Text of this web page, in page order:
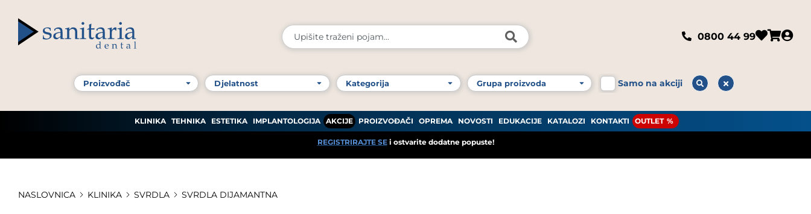
0800 44 99
Samo na akciji
KLINIKA TEHNIKA ESTETIKA IMPLANTOLOGIJA AKCIJE PROIZVOĐAČI OPREMA NOVOSTI EDUKACIJE KATALOZI KONTAKTI OUTLET
REGISTRIRAJTE SEi ostvarite dodatne popuste!
NASLOVNICA KLINIKA SVRDLA SVRDLA DIJAMANTNA